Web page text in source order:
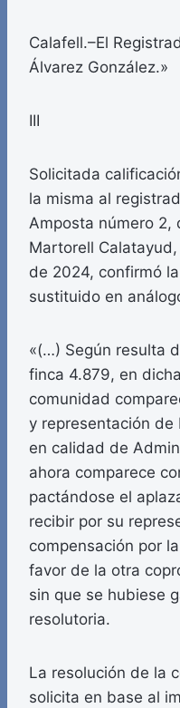
Calafell.–El
Álvarez González.»
III
Solicitada
la misma al
Amposta número 2,
Martorell
de 2024, confirmó
sustituido en
«(…) Según resulta
finca 4.879, en
comunidad
y representación de
en calidad de
ahora comparece
pactándose el
recibir por su
compensación por
favor de la otra
sin que se hubiese
resolutoria.
La resolución de la
solicita en base al